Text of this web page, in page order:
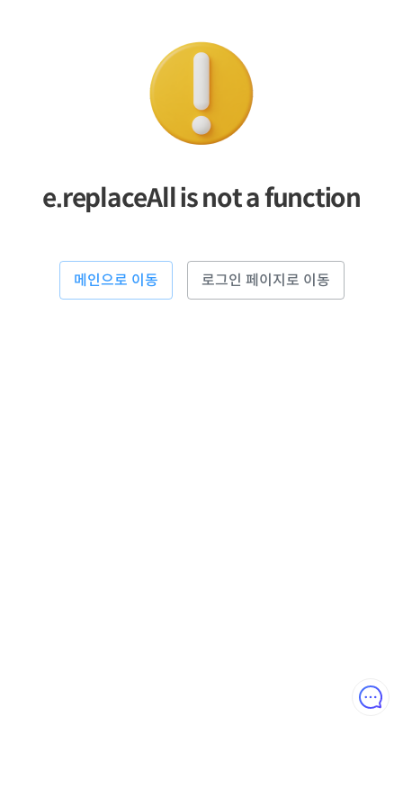
e.replaceAll is not a function
메인으로 이동 로그인 페이지로 이동